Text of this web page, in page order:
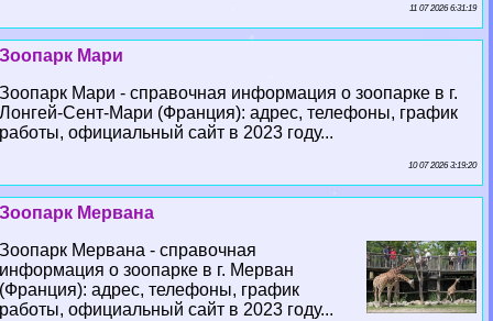
11 07 2026 6:31:19
Зоопарк Мари
Зоопарк Мари - справочная информация о зоопарке в г.
Лонгeй-Сент-Мари (Франция): адрес, телефоны, график
работы, официальный сайт в 2023 году...
10 07 2026 3:19:20
Зоопарк Мервана
Зоопарк Мервана - справочная
информация о зоопарке в г. Мерван
(Франция): адрес, телефоны, график
работы, официальный сайт в 2023 году...